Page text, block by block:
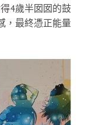
4歲半囡囡的鼓
，最終憑正能量